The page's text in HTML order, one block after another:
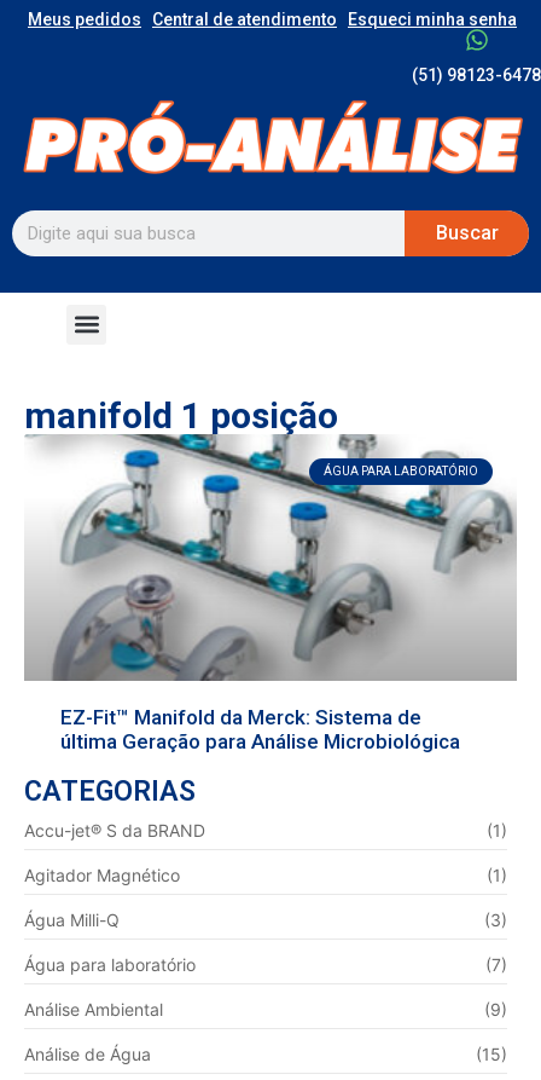
Meus pedidos Central de atendimento Esqueci minha senha
(51) 98123-6478
Buscar
manifold 1 posição
ÁGUA PARA LABORATÓRIO
EZ-Fit™ Manifold da Merck: Sistema de
última Geração para Análise Microbiológica
CATEGORIAS
Accu-jet® S da BRAND (1)
Agitador Magnético (1)
Água Milli-Q (3)
Água para laboratório (7)
Análise Ambiental (9)
Análise de Água (15)